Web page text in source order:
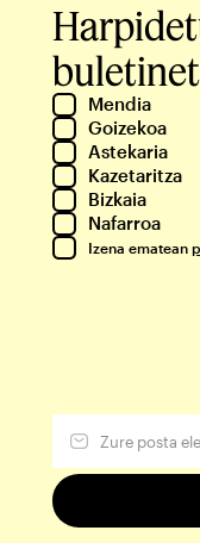
Mendia
Goizekoa
Astekaria
Kazetaritza
Bizkaia
Nafarroa
Izena ematean